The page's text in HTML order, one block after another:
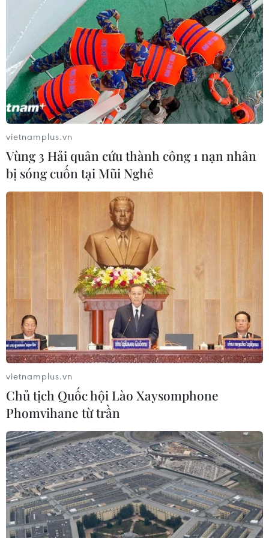
Đà Nẵng hỗ trợ tiền và chỗ ở tạm cho
người dân di dời khỏi các chung cư
cũ
03/08/2026 09:52
Hưng Yên: Siết trách nhiệm, không
để người dân bị kéo dài thủ tục đất
đai
03/08/2026 05:00
Ninh Bình: Hơn 740 cơ sở nhà, đất
dôi dư được sắp xếp, khai thác
03/08/2026 04:25
Khu đất vàng K200 tại Quy Nhơn
Nam được đấu giá hơn 317 tỷ đồng
03/08/2026 04:25
Hòa Phát nhận hồ sơ đăng ký mua
03/08/2026 04:03
Gỡ nút thắt thể chế đất đai, mở khóa
nguồn lực cho tăng trưởng
01/08/2026 12:14
Hưng Yên: Có sổ đỏ trong tay, người
vietnamplus.vn
Vùng 3 Hải quân cứu thành công 1 nạn nhân
bị sóng cuốn tại Mũi Nghê
vietnamplus.vn
Chủ tịch Quốc hội Lào Xaysomphone
Phomvihane từ trần